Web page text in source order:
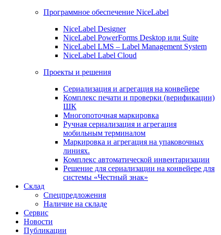
Программное обеспечение NiceLabel
NiceLabel Designer
NiceLabel PowerForms Desktop или Suite
NiceLabel LMS – Label Management System
NiceLabel Label Cloud
Проекты и решения
Сериализация и агрегация на конвейере
Комплекс печати и проверки (верификации)
ШК
Многопоточная маркировка
Ручная сериализация и агрегация
мобильным терминалом
Маркировка и агрегация на упаковочных
линиях.
Комплекс автоматической инвентаризации
Решение для сериализации на конвейере для
системы «Честный знак»
Склад
Спецпредложения
Наличие на складе
Сервис
Новости
Публикации